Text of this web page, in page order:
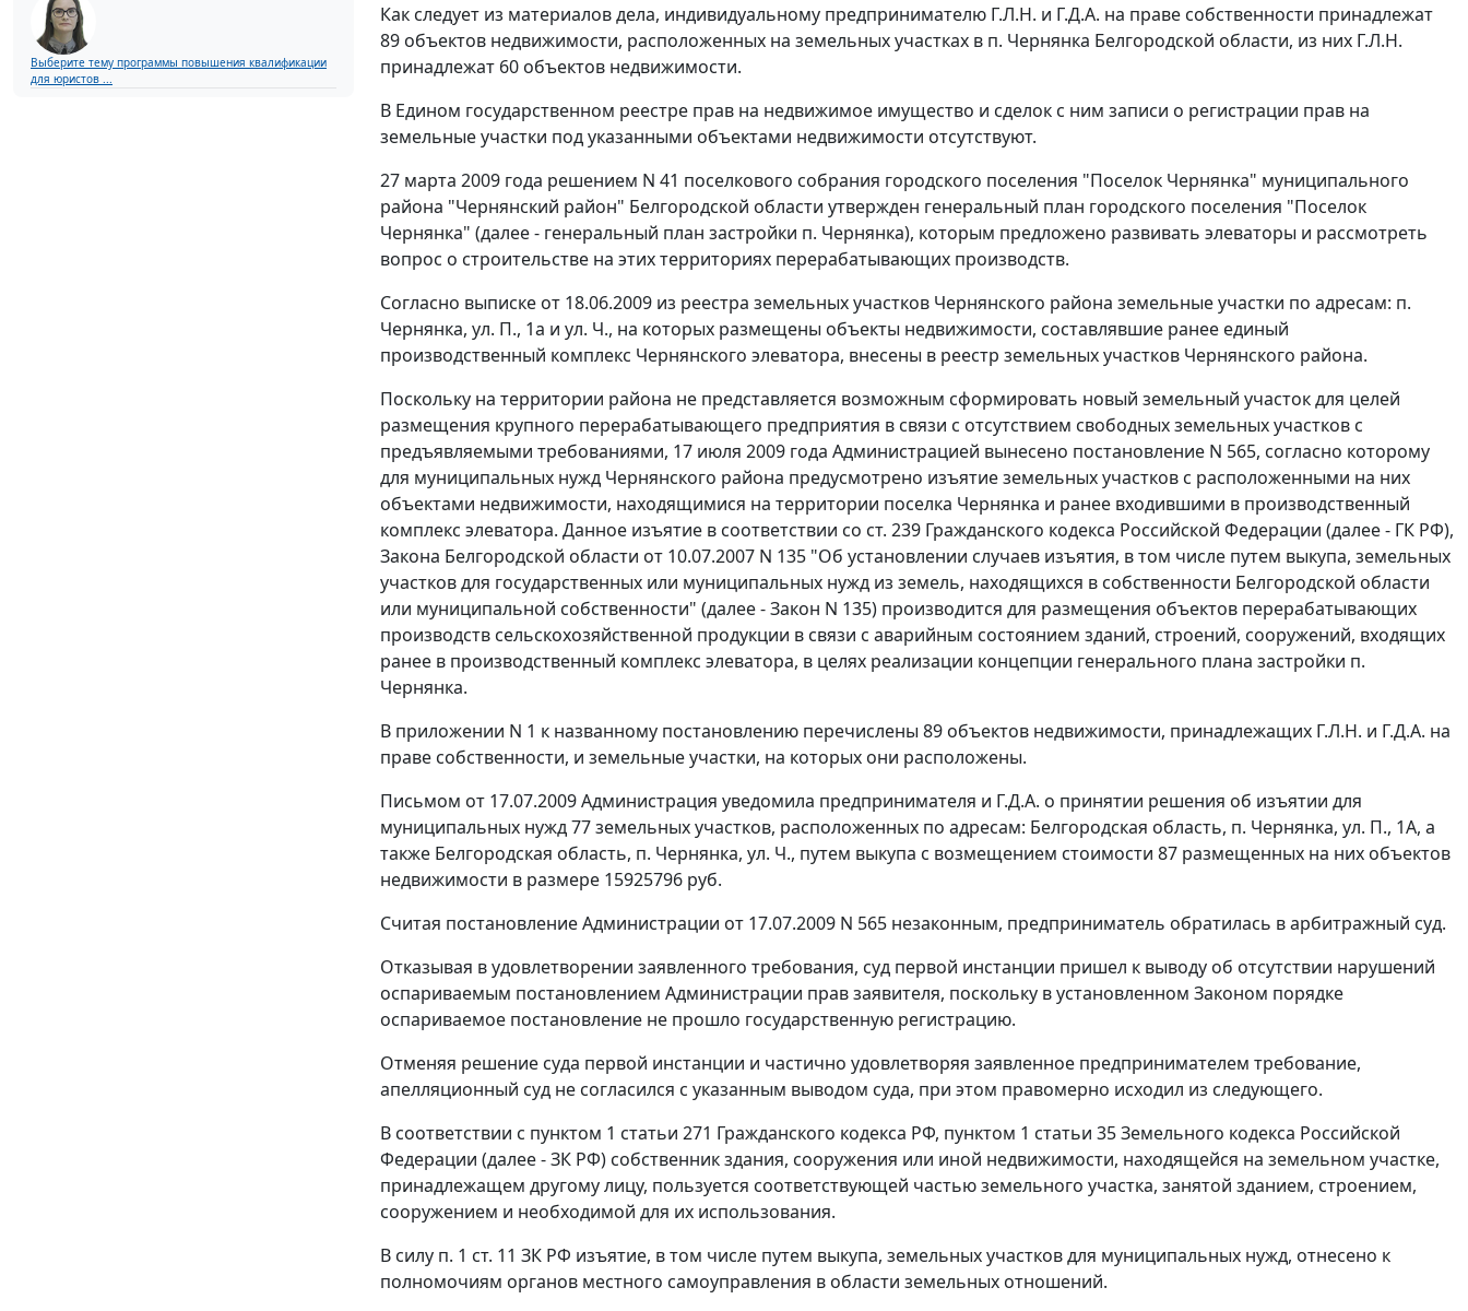
Выберите тему программы повышения квалификации
для юристов ...
Как следует из материалов дела, индивидуальному предпринимателю Г.Л.Н. и Г.Д.А. на праве собственности принадлежат
89 объектов недвижимости, расположенных на земельных участках в п. Чернянка Белгородской области, из них Г.Л.Н.
принадлежат 60 объектов недвижимости.
В Едином государственном реестре прав на недвижимое имущество и сделок с ним записи о регистрации прав на
земельные участки под указанными объектами недвижимости отсутствуют.
27 марта 2009 года решением N 41 поселкового собрания городского поселения "Поселок Чернянка" муниципального
района "Чернянский район" Белгородской области утвержден генеральный план городского поселения "Поселок
Чернянка" (далее - генеральный план застройки п. Чернянка), которым предложено развивать элеваторы и рассмотреть
вопрос о строительстве на этих территориях перерабатывающих производств.
Согласно выписке от 18.06.2009 из реестра земельных участков Чернянского района земельные участки по адресам: п.
Чернянка, ул. П., 1а и ул. Ч., на которых размещены объекты недвижимости, составлявшие ранее единый
производственный комплекс Чернянского элеватора, внесены в реестр земельных участков Чернянского района.
Поскольку на территории района не представляется возможным сформировать новый земельный участок для целей
размещения крупного перерабатывающего предприятия в связи с отсутствием свободных земельных участков с
предъявляемыми требованиями, 17 июля 2009 года Администрацией вынесено постановление N 565, согласно которому
для муниципальных нужд Чернянского района предусмотрено изъятие земельных участков с расположенными на них
объектами недвижимости, находящимися на территории поселка Чернянка и ранее входившими в производственный
комплекс элеватора. Данное изъятие в соответствии со ст. 239 Гражданского кодекса Российской Федерации (далее - ГК РФ),
Закона Белгородской области от 10.07.2007 N 135 "Об установлении случаев изъятия, в том числе путем выкупа, земельных
участков для государственных или муниципальных нужд из земель, находящихся в собственности Белгородской области
или муниципальной собственности" (далее - Закон N 135) производится для размещения объектов перерабатывающих
производств сельскохозяйственной продукции в связи с аварийным состоянием зданий, строений, сооружений, входящих
ранее в производственный комплекс элеватора, в целях реализации концепции генерального плана застройки п.
Чернянка.
В приложении N 1 к названному постановлению перечислены 89 объектов недвижимости, принадлежащих Г.Л.Н. и Г.Д.А. на
праве собственности, и земельные участки, на которых они расположены.
Письмом от 17.07.2009 Администрация уведомила предпринимателя и Г.Д.А. о принятии решения об изъятии для
муниципальных нужд 77 земельных участков, расположенных по адресам: Белгородская область, п. Чернянка, ул. П., 1А, а
также Белгородская область, п. Чернянка, ул. Ч., путем выкупа с возмещением стоимости 87 размещенных на них объектов
недвижимости в размере 15925796 руб.
Считая постановление Администрации от 17.07.2009 N 565 незаконным, предприниматель обратилась в арбитражный суд.
Отказывая в удовлетворении заявленного требования, суд первой инстанции пришел к выводу об отсутствии нарушений
оспариваемым постановлением Администрации прав заявителя, поскольку в установленном Законом порядке
оспариваемое постановление не прошло государственную регистрацию.
Отменяя решение суда первой инстанции и частично удовлетворяя заявленное предпринимателем требование,
апелляционный суд не согласился с указанным выводом суда, при этом правомерно исходил из следующего.
В соответствии с пунктом 1 статьи 271 Гражданского кодекса РФ, пунктом 1 статьи 35Земельного кодекса Российской
Федерации (далее - ЗК РФ) собственник здания, сооружения или иной недвижимости, находящейся на земельном участке,
принадлежащем другому лицу, пользуется соответствующей частью земельного участка, занятой зданием, строением,
сооружением и необходимой для их использования.
В силу п. 1 ст. 11 ЗК РФ изъятие, в том числе путем выкупа, земельных участков для муниципальных нужд, отнесено к
полномочиям органов местного самоуправления в области земельных отношений.